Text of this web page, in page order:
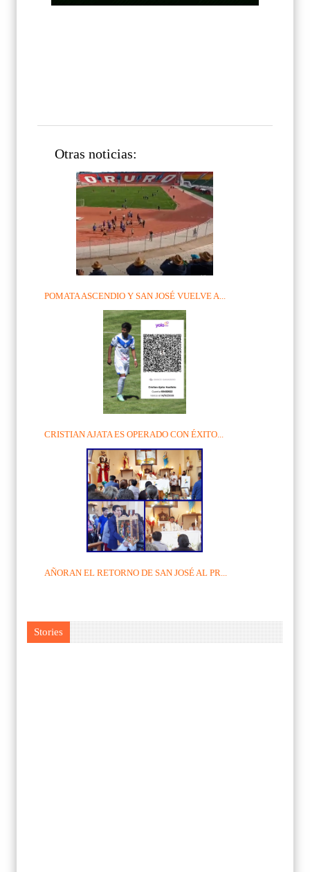
Otras noticias:
POMATA ASCENDIO Y SAN JOSÉ VUELVE A...
CRISTIAN AJATA ES OPERADO CON ÉXITO...
AÑORAN EL RETORNO DE SAN JOSÉ AL PR...
Stories